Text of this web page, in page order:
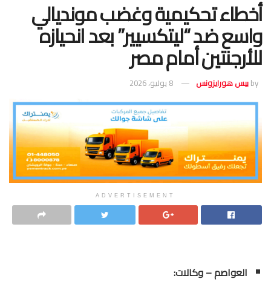
أخطاء تحكيمية وغضب مونديالي
واسع ضد “ليتكسيير” بعد انحيازه
للأرجنتين أمام مصر
byبيس هورايزونس 8 يوليو، 2026
ADVERTISEMENT
العواصم – وكالات: